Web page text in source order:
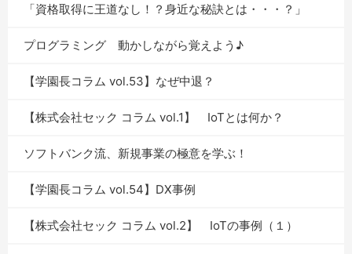
「資格取得に王道なし！？身近な秘訣とは・・・？」
プログラミング 動かしながら覚えよう♪
【学園長コラム vol.53】なぜ中退？
【株式会社セック コラム vol.1】 IoTとは何か？
ソフトバンク流、新規事業の極意を学ぶ！
【学園長コラム vol.54】DX事例
【株式会社セック コラム vol.2】 IoTの事例（１）